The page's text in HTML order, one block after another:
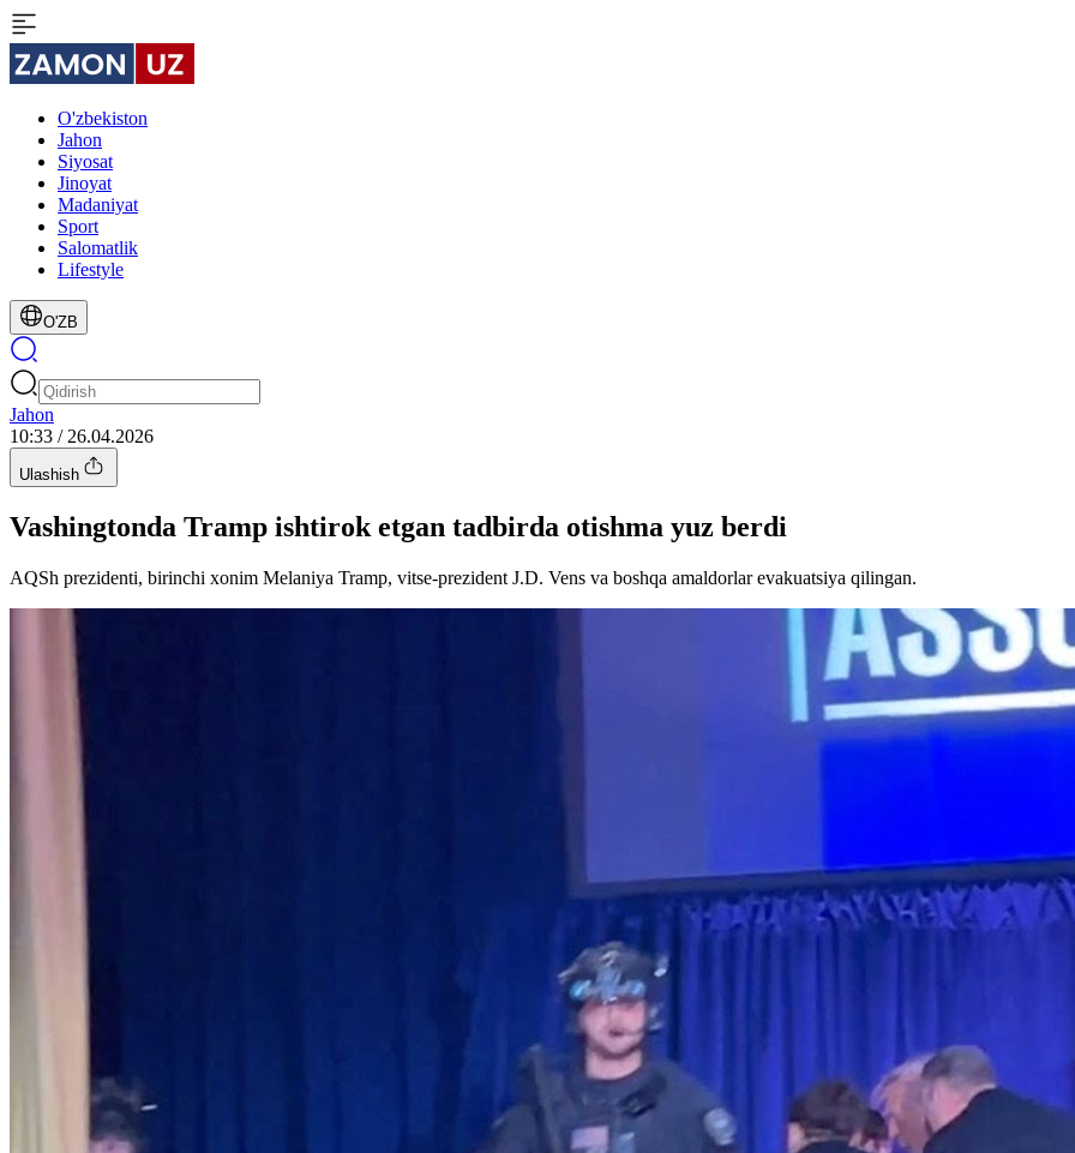
O'zbekiston
Jahon
Siyosat
Jinoyat
Madaniyat
Sport
Salomatlik
Lifestyle
O'ZB
Jahon
10:33 / 26.04.2026
Ulashish
Vashingtonda Tramp ishtirok etgan tadbirda otishma yuz berdi
AQSh prezidenti, birinchi xonim Melaniya Tramp, vitse-prezident J.D. Vens va boshqa amaldorlar evakuatsiya qilingan.